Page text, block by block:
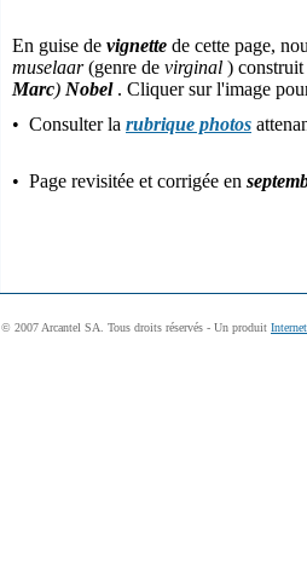
En guise de vignette de cette page,
muselaar(genre de virginal )
Marc) Nobel . Cliquer sur l'image
• Consulter la rubrique photos
• Page revisitée et corrigée en
© 2007 Arcantel SA. Tous droits réservés - Un produit